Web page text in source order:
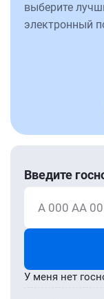
выберите
электронный
Введите
А 000 АА 00
У меня нет